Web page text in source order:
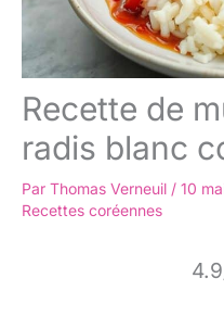
Recette de
radis blanc
Par Thomas Verneuil / 10
Recettes coréennes